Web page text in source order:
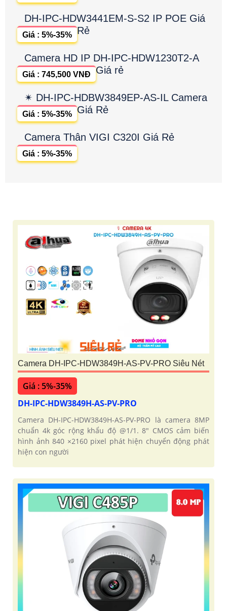
DH-IPC-HDW3441EM-S-S2 IP POE Giá
Rẻ
Giá : 5%-35%
Camera HD IP DH-IPC-HDW1230T2-A
Giá rẻ
Giá : 745,500 VNĐ
✴ DH-IPC-HDBW3849EP-AS-IL Camera
Giá Rẻ
Giá : 5%-35%
Camera Thân VIGI C320I Giá Rẻ
Giá : 5%-35%
Camera DH-IPC-HDW3849H-AS-PV-PRO Siêu Nét
Giá : 5%-35%
DH-IPC-HDW3849H-AS-PV-PRO
Camera DH-IPC-HDW3849H-AS-PV-PRO là camera 8MP
chuẩn 4k góc rộng khẩu độ @1/1. 8" CMOS cảm biến
hình ảnh 840 ×2160 pixel phát hiện chuyển động phát
hiện con người